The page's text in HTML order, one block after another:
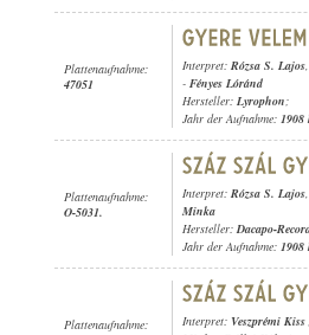
Plattenaufnahme:
47051
Interpret: Rózsa S. Lajos,
- Fényes Lóránd
Hersteller: Lyrophon;
Jahr der Aufnahme:
Plattenaufnahme:
O-5031.
Interpret: Rózsa S. Lajos,
Minka
Hersteller:Dacapo-
Jahr der Aufnahme:
Plattenaufnahme:
Interpret: Veszprémi